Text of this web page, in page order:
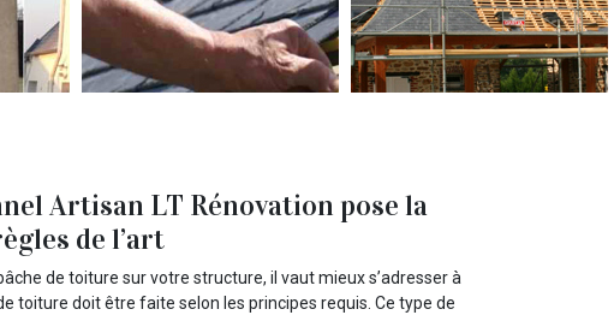
Artisan LT Rénovation pose la
de l’art
de toiture sur votre structure, il vaut mieux s’adresser à
toiture doit être faite selon les principes requis. Ce type de